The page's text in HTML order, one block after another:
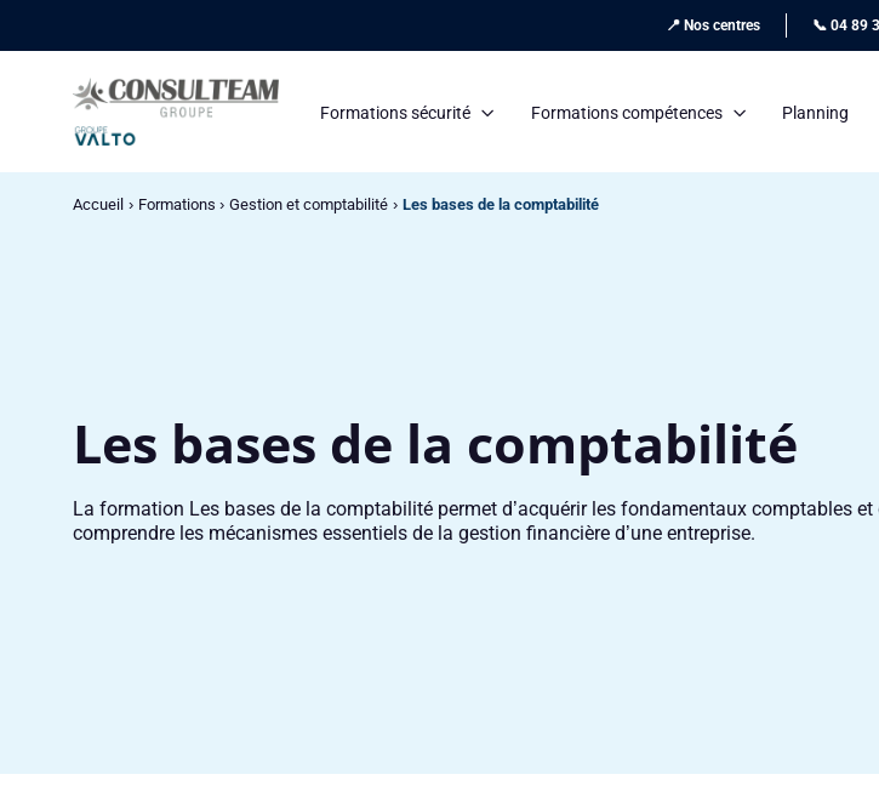
📍 Nos centres 📞 04 89
Formations sécurité Formations compétences Planning
Accueil Formations Gestion et comptabilité Les bases de la comptabilité
Les bases de la comptabilité
La formation Les bases de la comptabilité permet d’acquérir les fondamentaux comptables et
comprendre les mécanismes essentiels de la gestion financière d’une entreprise.